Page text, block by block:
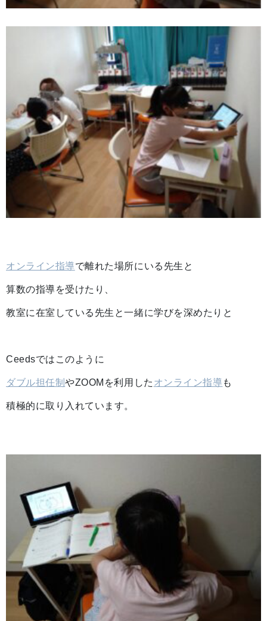
オンライン指導で離れた場所にいる先生と
算数の指導を受けたり、
教室に在室している先生と一緒に学びを深めたりと
Ceedsではこのように
ダブル担任制やZOOMを利用した オンライン指導 も
積極的に取り入れています。